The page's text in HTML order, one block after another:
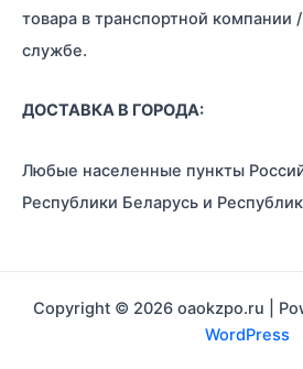
товара в транспортной компании
службе.
ДОСТАВКА В ГОРОДА:
Любые населенные пункты
Республики Беларусь и
Copyright © 2026 oaokzpo.ru |
WordPress